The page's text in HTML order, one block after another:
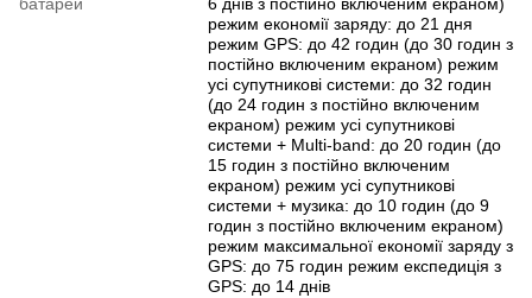
батареи
6 днів з постійно включеним екраном)
режим економії заряду: до 21 дня
режим GPS: до 42 годин (до 30 годин з
постійно включеним екраном) режим
усі супутникові системи: до 32 годин
(до 24 годин з постійно включеним
екраном) режим усі супутникові
системи + Multi-band: до 20 годин (до
15 годин з постійно включеним
екраном) режим усі супутникові
системи + музика: до 10 годин (до 9
годин з постійно включеним екраном)
режим максимальної економії заряду з
GPS: до 75 годин режим експедиція з
GPS: до 14 днів